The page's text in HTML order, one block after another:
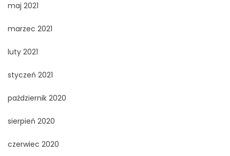
maj 2021
marzec 2021
luty 2021
styczeń 2021
październik 2020
sierpień 2020
czerwiec 2020